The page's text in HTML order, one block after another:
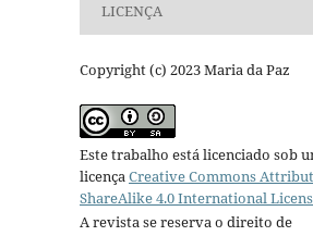
LICENÇA
Copyright (c) 2023 Maria da Paz
Este trabalho está licenciado sob
licença Creative Commons
ShareAlike 4.0 International
A revista se reserva o direito de